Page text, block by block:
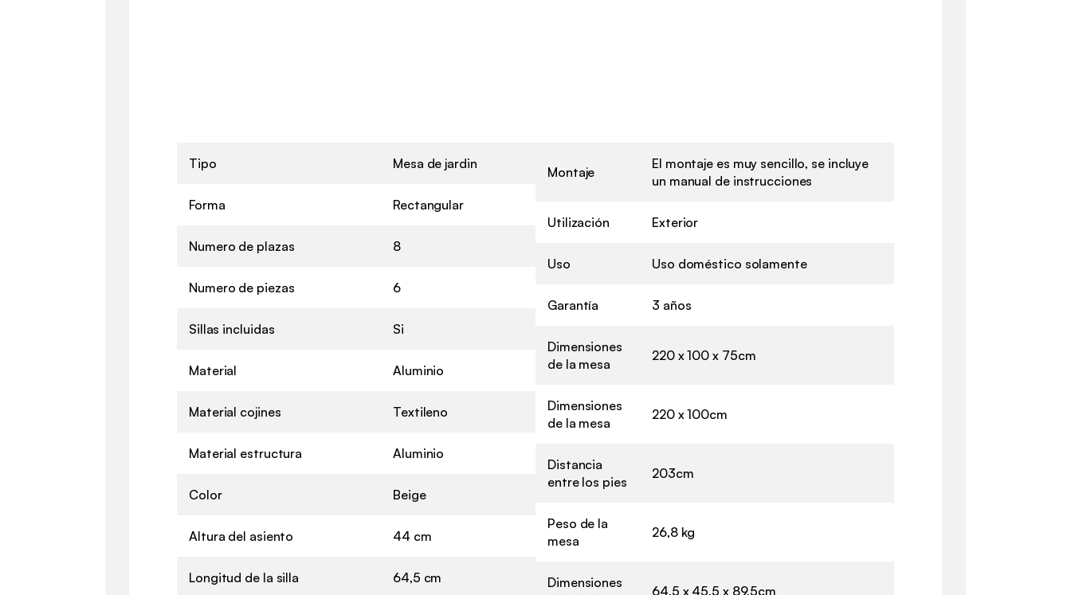
Tipo Mesa de jardin
Forma Rectangular
Numero de plazas 8
Numero de piezas 6
Sillas incluidas Si
Material Aluminio
Material cojines Textileno
Material estructura Aluminio
Color Beige
Altura del asiento 44 cm
Longitud de la silla 64,5 cm
Montaje
El montaje es muy sencillo, se incluye
un manual de instrucciones
Utilización Exterior
Uso Uso doméstico solamente
Garantía 3 años
Dimensiones
de la mesa
220 x 100 x 75cm
Dimensiones
de la mesa
220 x 100cm
Distancia
entre los pies
203cm
Peso de la
mesa
26,8 kg
Dimensiones
64,5 x 45,5 x 89,5cm